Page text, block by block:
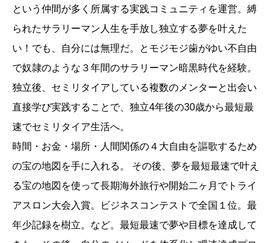
という仲間が多く所属する実践コミュニティを運営。縛
られたサラリーマン人生を手放し独立する夢を叶えた
い！でも、自分には無理だ。とモジモジ歯がゆい不自由
で奴隷のような３年間のサラリーマン暗黒時代を経験。
独立後、セミリタイアしている複数のメンターと出会い
直接学び実践することで、独立4年後の30歳から最短最
速でセミリタイア生活へ。
時間・お金・場所・人間関係の４大自由を謳歌するため
の宝の地図を手に入れる。 その後、夢を最短最速で叶え
る宝の地図を使って長期海外旅行や開始二ヶ月でトライ
アスロン大会入賞。ビジネスコンテストで全国１位。最
年少記録を樹立。など。最短最速で夢や目標を達成して